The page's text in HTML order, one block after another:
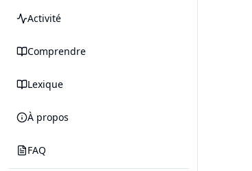
Activité
Comprendre
Lexique
À propos
FAQ